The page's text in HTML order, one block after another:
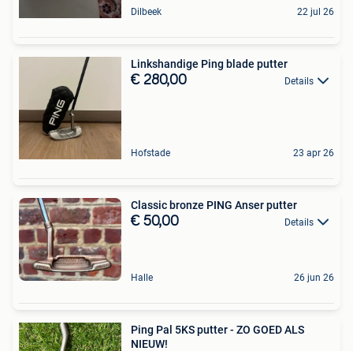
Dilbeek 22 jul 26
Linkshandige Ping blade putter
€ 280,00 Details
Hofstade 23 apr 26
Classic bronze PING Anser putter
€ 50,00 Details
Halle 26 jun 26
Ping Pal 5KS putter - ZO GOED ALS
NIEUW!